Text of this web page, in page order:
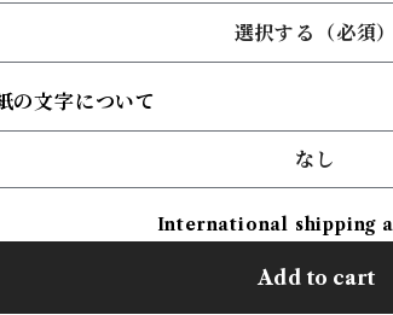
選択する（必須
の文字について
なし
International shipping
Add to cart